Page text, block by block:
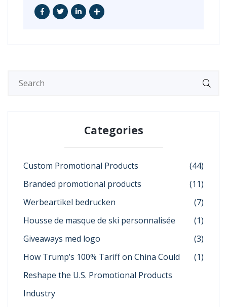
Categories
Custom Promotional Products
(44)
Branded promotional products
(11)
Werbeartikel bedrucken
(7)
Housse de masque de ski personnalisée
(1)
Giveaways med logo
(3)
How Trump’s 100% Tariff on China Could
Reshape the U.S. Promotional Products
Industry
(1)